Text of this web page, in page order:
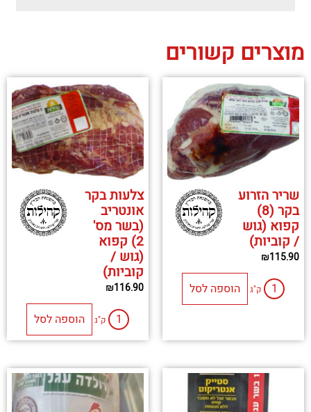
מוצרים קשורים
שריר הזרוע
בקר (8)
קפוא (גוש
/ קוביות)
₪115.90
ק"ג הוספה לסל
צלעות בקר
אונטריב
(בשר מס'
2) קפוא
(גוש /
קוביות)
₪116.90
ק"ג הוספה לסל